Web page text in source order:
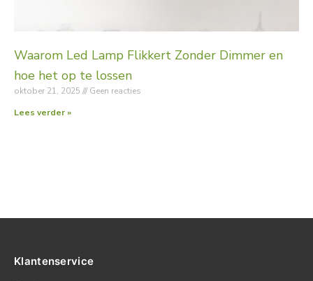
Waarom Led Lamp Flikkert Zonder Dimmer en
hoe het op te lossen
oktober 21, 2025
Geen reacties
Lees verder »
Klantenservice